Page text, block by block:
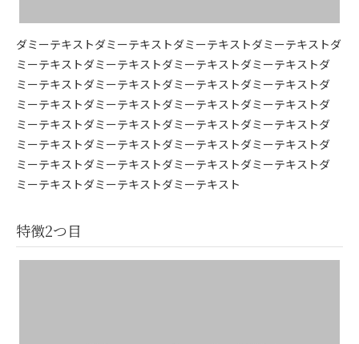
ダミーテキストダミーテキストダミーテキストダミーテキストダ
ミーテキストダミーテキストダミーテキストダミーテキストダ
ミーテキストダミーテキストダミーテキストダミーテキストダ
ミーテキストダミーテキストダミーテキストダミーテキストダ
ミーテキストダミーテキストダミーテキストダミーテキストダ
ミーテキストダミーテキストダミーテキストダミーテキストダ
ミーテキストダミーテキストダミーテキストダミーテキストダ
ミーテキストダミーテキストダミーテキスト
特徴2つ目